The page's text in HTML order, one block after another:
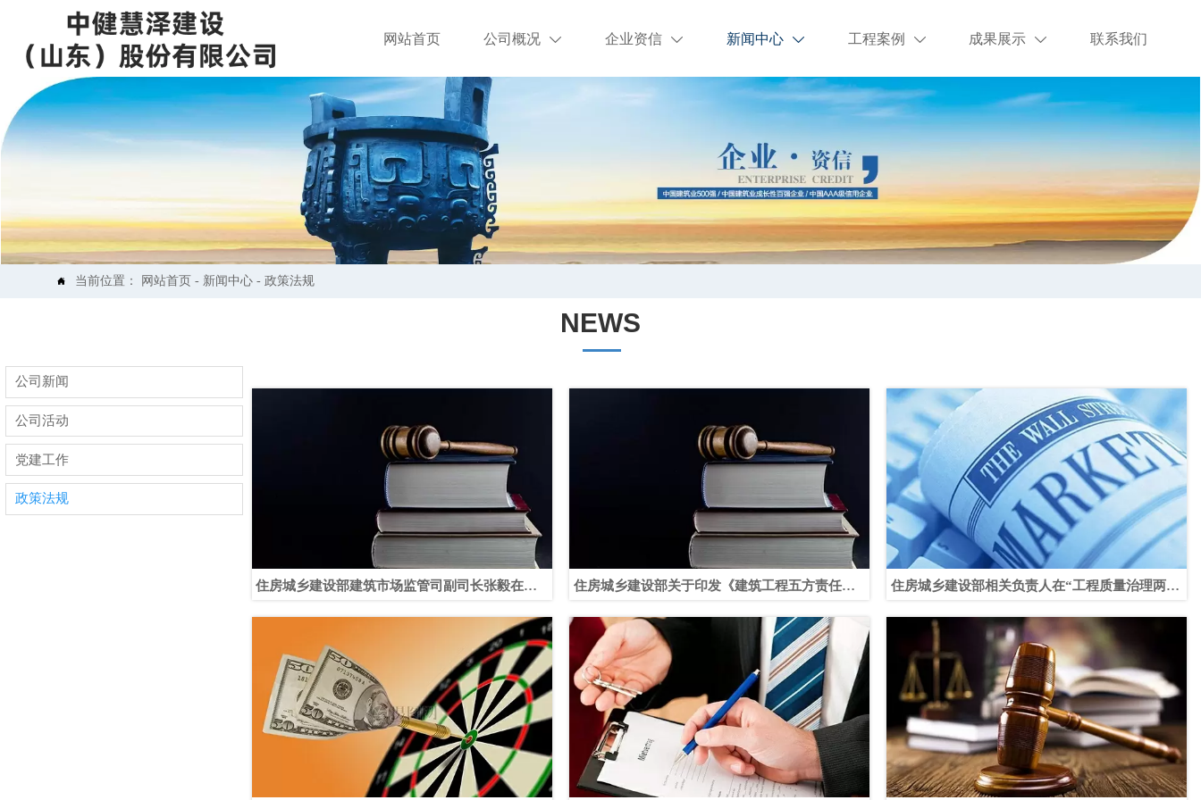
网站首页 公司概况  企业资信  新闻中心  工程案例  成果展示  联系我们
 当前位置： 网站首页- 新闻中心- 政策法规
NEWS
公司新闻
公司活动
党建工作
政策法规
住房城乡建设部建筑市场监管司副司长张毅在工
住房城乡建设部关于印发《建筑工程五方责任主
知
住房城乡建设部相关负责人在“工程质量治理两年
戒力度 较大影响的典型案例在全国新闻媒体上曝